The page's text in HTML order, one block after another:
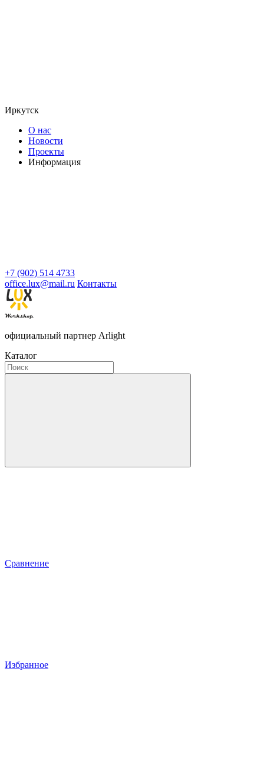
Иркутск
О нас
Новости
Проекты
Информация
+7 (902) 514 4733
office.lux@mail.ru Контакты
официальный партнер Arlight
Каталог
Сравнение
Избранное